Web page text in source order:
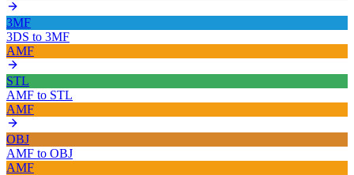
3MF
3DS to 3MF
AMF
STL
AMF to STL
AMF
OBJ
AMF to OBJ
AMF